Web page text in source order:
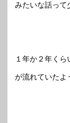
みたいな話って
１年か２年く
が流れていたよ